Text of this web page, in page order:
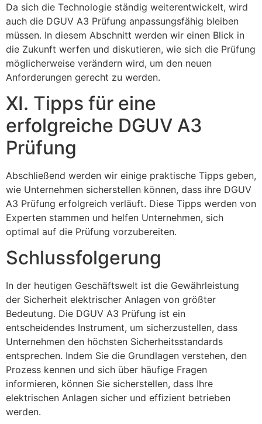
Da sich die Technologie ständig weiterentwickelt, wird
auch die DGUV A3 Prüfung anpassungsfähig bleiben
müssen. In diesem Abschnitt werden wir einen Blick in
die Zukunft werfen und diskutieren, wie sich die Prüfung
möglicherweise verändern wird, um den neuen
Anforderungen gerecht zu werden.
XI. Tipps für eine
erfolgreiche DGUV A3
Prüfung
Abschließend werden wir einige praktische Tipps geben,
wie Unternehmen sicherstellen können, dass ihre DGUV
A3 Prüfung erfolgreich verläuft. Diese Tipps werden von
Experten stammen und helfen Unternehmen, sich
optimal auf die Prüfung vorzubereiten.
Schlussfolgerung
In der heutigen Geschäftswelt ist die Gewährleistung
der Sicherheit elektrischer Anlagen von größter
Bedeutung. Die DGUV A3 Prüfung ist ein
entscheidendes Instrument, um sicherzustellen, dass
Unternehmen den höchsten Sicherheitsstandards
entsprechen. Indem Sie die Grundlagen verstehen, den
Prozess kennen und sich über häufige Fragen
informieren, können Sie sicherstellen, dass Ihre
elektrischen Anlagen sicher und effizient betrieben
werden.